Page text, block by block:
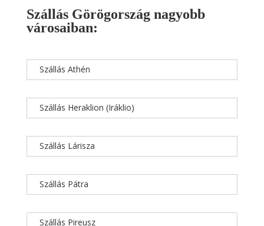
Szállás Görögország nagyobb
városaiban:
Szállás Athén
Szállás Heraklion (Iráklio)
Szállás Lárisza
Szállás Pátra
Szállás Pireusz